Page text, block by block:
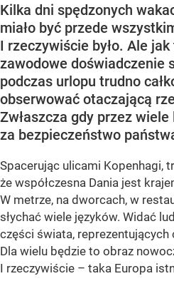
Kilka dni spędzonych
miało być przede
I rzeczywiście było. Ale
zawodowe doświadczenie
podczas urlopu trudno
obserwować otaczającą
Zwłaszcza gdy przez
za bezpieczeństwo
Spacerując ulicami Kopenhagi,
że współczesna Dania jest
W metrze, na dworcach, w
słychać wiele języków. Widać
części świata,
Dla wielu będzie to obraz
I rzeczywiście – taka Europa